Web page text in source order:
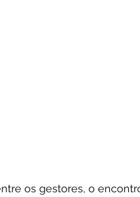
os gestores, o